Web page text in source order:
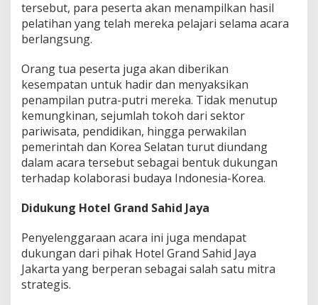
tersebut, para peserta akan menampilkan hasil
pelatihan yang telah mereka pelajari selama acara
berlangsung.
Orang tua peserta juga akan diberikan
kesempatan untuk hadir dan menyaksikan
penampilan putra-putri mereka. Tidak menutup
kemungkinan, sejumlah tokoh dari sektor
pariwisata, pendidikan, hingga perwakilan
pemerintah dan Korea Selatan turut diundang
dalam acara tersebut sebagai bentuk dukungan
terhadap kolaborasi budaya Indonesia-Korea.
Didukung Hotel Grand Sahid Jaya
Penyelenggaraan acara ini juga mendapat
dukungan dari pihak Hotel Grand Sahid Jaya
Jakarta yang berperan sebagai salah satu mitra
strategis.